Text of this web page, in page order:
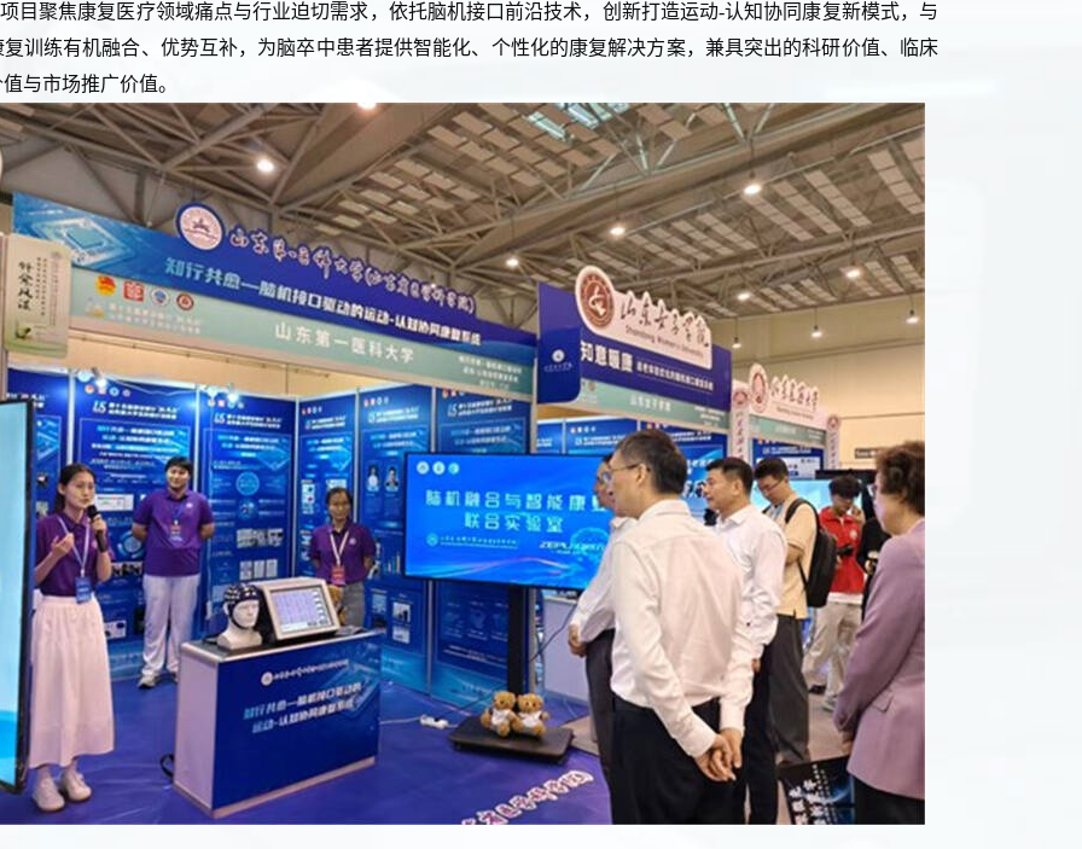
目聚焦康复医疗领域痛点与行业迫切需求，依托脑机接口前沿技术，创新打造运动-认知协同康复新模式，与
复训练有机融合、优势互补，为脑卒中患者提供智能化、个性化的康复解决方案，兼具突出的科研价值、临床
与市场推广价值。